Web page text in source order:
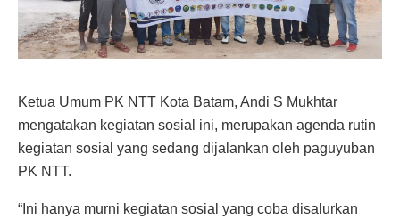
Ketua Umum PK NTT Kota Batam, Andi S Mukhtar
mengatakan kegiatan sosial ini, merupakan agenda rutin
kegiatan sosial yang sedang dijalankan oleh paguyuban
PK NTT.
“Ini hanya murni kegiatan sosial yang coba disalurkan